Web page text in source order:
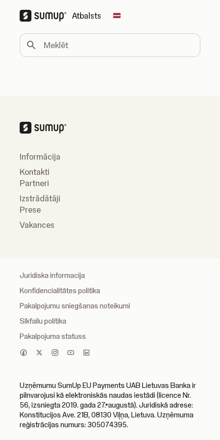
Atbalsts Change country
Meklēt
Informācija
Kontakti
Partneri
Izstrādātāji
Prese
Vakances
Juridiska informacija
Konfidencialitātes politika
Pakalpojumu sniegšanas noteikumi
Sīkfailu politika
Pakalpojuma statuss
Uzņēmumu SumUp EU Payments UAB Lietuvas Banka ir
pilnvarojusi kā elektroniskās naudas iestādi (licence Nr.
56, izsniegta 2019. gada 27.•augustā). Juridiskā adrese:
Konstitucijos Ave. 21B, 08130 Viļņa, Lietuva. Uzņēmuma
reģistrācijas numurs: 305074395.